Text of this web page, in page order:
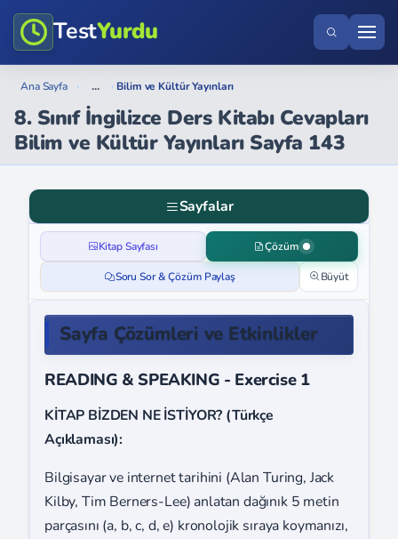
TestYurdu
Ana Sayfa › ... › Bilim ve Kültür Yayınları
8. Sınıf İngilizce Ders Kitabı Cevapları
Bilim ve Kültür Yayınları Sayfa 143
Sayfalar
Kitap Sayfası Çözüm
Soru Sor & Çözüm Paylaş Büyüt
Sayfa Çözümleri ve Etkinlikler
READING & SPEAKING - Exercise 1
KİTAP BİZDEN NE İSTİYOR? (Türkçe
Açıklaması):
Bilgisayar ve internet tarihini (Alan Turing, Jack
Kilby, Tim Berners-Lee) anlatan dağınık 5 metin
parçasını (a, b, c, d, e) kronolojik sıraya koymanızı,